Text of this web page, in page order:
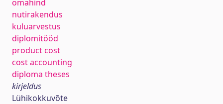
omahind
nutirakendus
kuluarvestus
diplomitööd
product cost
cost accounting
diploma theses
kirjeldus
Lühikokkuvõte